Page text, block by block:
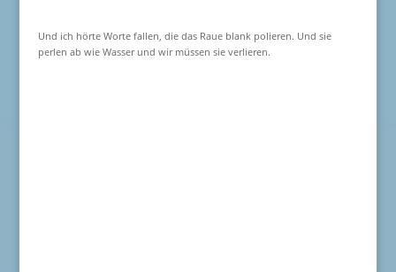
Und ich hörte Worte fallen, die das Raue blank polieren. Und sie
perlen ab wie Wasser und wir müssen sie verlieren.